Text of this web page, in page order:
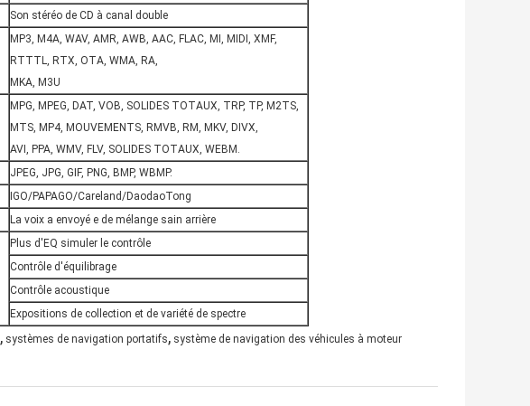
Son stéréo de CD à canal double
MP3, M4A, WAV, AMR, AWB, AAC, FLAC, MI, MIDI, XMF,
RTTTL, RTX, OTA, WMA, RA,
MKA, M3U
MPG, MPEG, DAT, VOB, SOLIDES TOTAUX, TRP, TP, M2TS,
MTS, MP4, MOUVEMENTS, RMVB, RM, MKV, DIVX,
AVI, PPA, WMV, FLV, SOLIDES TOTAUX, WEBM.
JPEG, JPG, GIF, PNG, BMP, WBMP.
IGO/PAPAGO/Careland/DaodaoTong
La voix a envoyé e de mélange sain arrière
Plus d'EQ simuler le contrôle
Contrôle d'équilibrage
Contrôle acoustique
Expositions de collection et de variété de spectre
, systèmes de navigation portatifs, système de navigation des véhicules à moteur